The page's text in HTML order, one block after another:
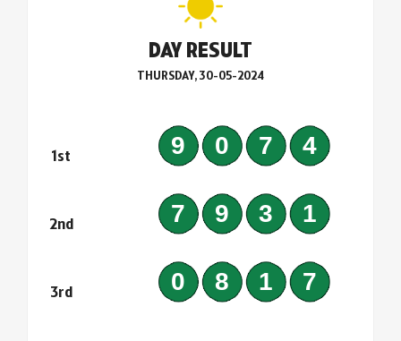
DAY RESULT
THURSDAY, 30-05-2024
1st 9074
2nd 7931
3rd 0817